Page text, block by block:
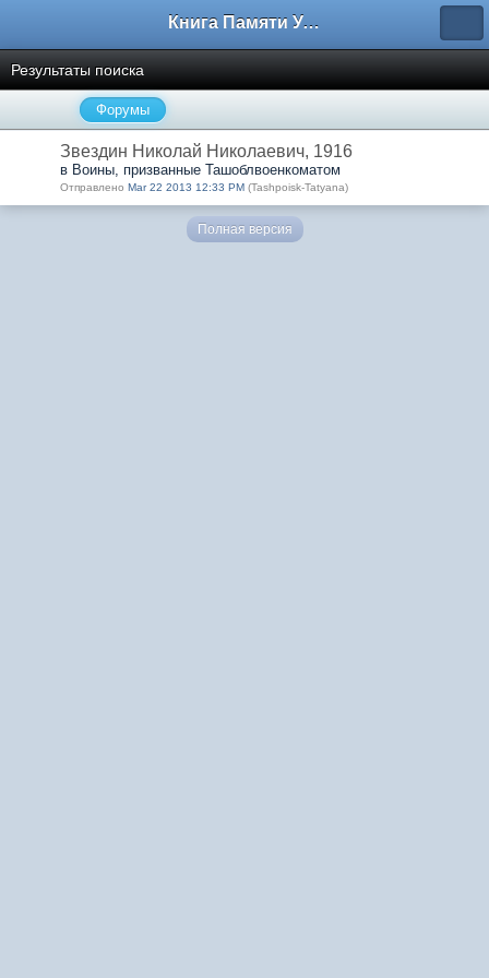
Книга Памяти Узбекистана
Результаты поиска
Форумы
Звездин Николай Николаевич, 1916
в Воины, призванные Ташоблвоенкоматом
Отправлено Mar 22 2013 12:33 PM (Tashpoisk-Tatyana)
Полная версия